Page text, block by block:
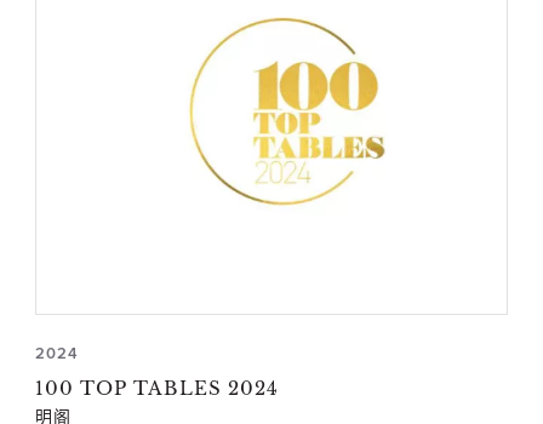
2024
100 TOP TABLES 2024
明阁